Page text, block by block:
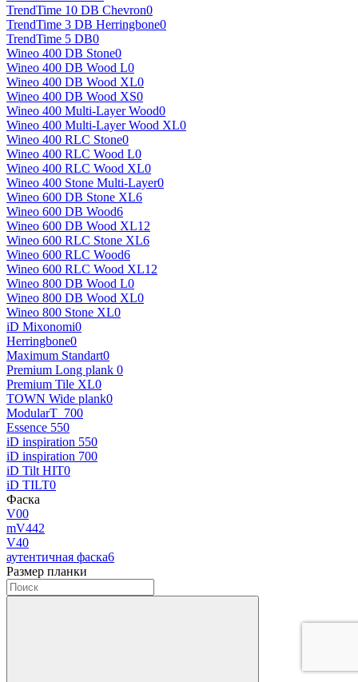
TrendTime 10 DB Chevron0
TrendTime 3 DB Herringbone0
TrendTime 5 DB0
Wineo 400 DB Stone0
Wineo 400 DB Wood L0
Wineo 400 DB Wood XL0
Wineo 400 DB Wood XS0
Wineo 400 Multi-Layer Wood0
Wineo 400 Multi-Layer Wood XL0
Wineo 400 RLC Stone0
Wineo 400 RLC Wood L0
Wineo 400 RLC Wood XL0
Wineo 400 Stone Multi-Layer0
Wineo 600 DB Stone XL6
Wineo 600 DB Wood6
Wineo 600 DB Wood XL12
Wineo 600 RLC Stone XL6
Wineo 600 RLC Wood6
Wineo 600 RLC Wood XL12
Wineo 800 DB Wood L0
Wineo 800 DB Wood XL0
Wineo 800 Stone XL0
iD Mixonomi0
Herringbone0
Maximum Standart0
Premium Long plank 0
Premium Tile XL0
TOWN Wide plank0
ModularT_700
Essence 550
iD inspiration 550
iD inspiration 700
iD Tilt HIT0
iD TILT0
Фаска
V00
mV442
V40
аутентичная фаска6
Размер планки